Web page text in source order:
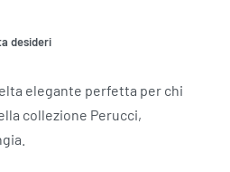
desideri
elegante perfetta per chi
collezione Perucci,